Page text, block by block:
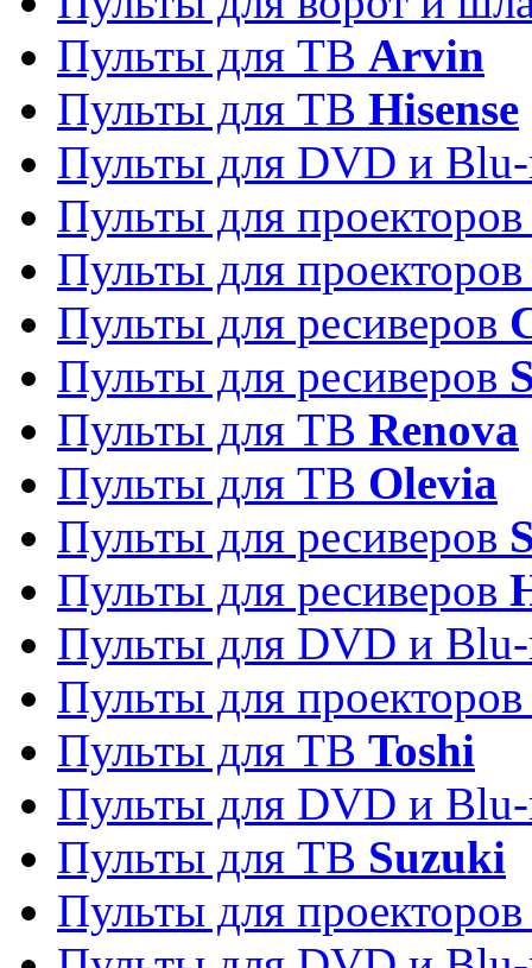
Пульты для ТВ Arvin
Пульты для ТВ Hisense
Пульты для DVD и
Пульты для
Пульты для
Пульты для ресиверов
Пульты для ресиверов
Пульты для ТВ Renova
Пульты для ТВ Olevia
Пульты для ресиверов
Пульты для ресиверов
Пульты для DVD и
Пульты для
Пульты для ТВ Toshi
Пульты для DVD и
Пульты для ТВ Suzuki
Пульты для